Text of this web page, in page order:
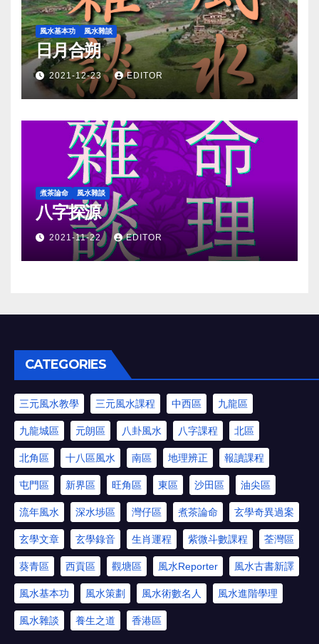
風水基本功 風水雜談
日月合朔
2021-12-23 EDITOR
煮茶論命 風水雜談
八字探源
2021-11-22 EDITOR
CATEGORIES
三元風水教學 三元風水課程 中西區 九龍區
九龍城區 元朗區 八卦風水 八字課程 北區
北角區 十八區風水 南區 地理辨正 報讀課程
屯門區 新界區 旺角區 東區 沙田區 油尖區
流年風水 深水埗區 灣仔區 煮茶論命 玄學奇異過案
玄學文章 玄學錄音 生肖運程 紫微斗數課程 荃灣區
葵青區 西貢區 觀塘區 風水Reporter 風水古書新譯
風水基本功 風水策劃 風水術數名人 風水進階學理
風水雜談 養生之道 香港區